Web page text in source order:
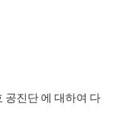
공진단 에 대하여 다